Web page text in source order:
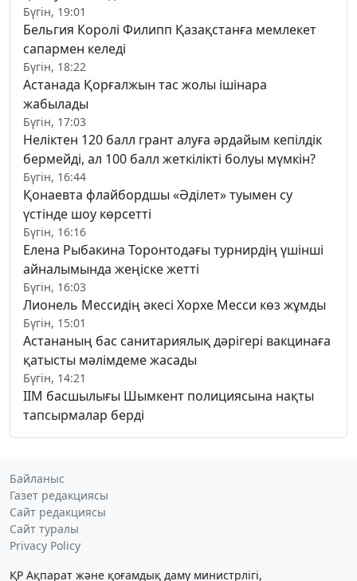
Бүгін, 19:01
Бельгия Королі Филипп Қазақстанға мемлекет
сапармен келеді
Бүгін, 18:22
Астанада Қорғалжын тас жолы ішінара
жабылады
Бүгін, 17:03
Неліктен 120 балл грант алуға әрдайым кепілдік
бермейді, ал 100 балл жеткілікті болуы мүмкін?
Бүгін, 16:44
Қонаевта флайбордшы «Әділет» туымен су
үстінде шоу көрсетті
Бүгін, 16:16
Елена Рыбакина Торонтодағы турнирдің үшінші
айналымында жеңіске жетті
Бүгін, 16:03
Лионель Мессидің әкесі Хорхе Месси көз жұмды
Бүгін, 15:01
Астананың бас санитариялық дәрігері вакцинаға
қатысты мәлімдеме жасады
Бүгін, 14:21
ІІМ басшылығы Шымкент полициясына нақты
тапсырмалар берді
Байланыс
Газет редакциясы
Сайт редакциясы
Сайт туралы
Privacy Policy
ҚР Ақпарат және қоғамдық даму министрлігі,